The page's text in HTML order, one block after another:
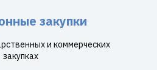
закупки
и коммерческих
закупках